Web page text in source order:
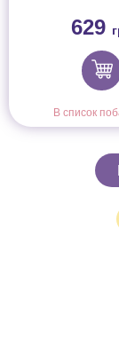
Pet Тіно
(Tino
629
В список